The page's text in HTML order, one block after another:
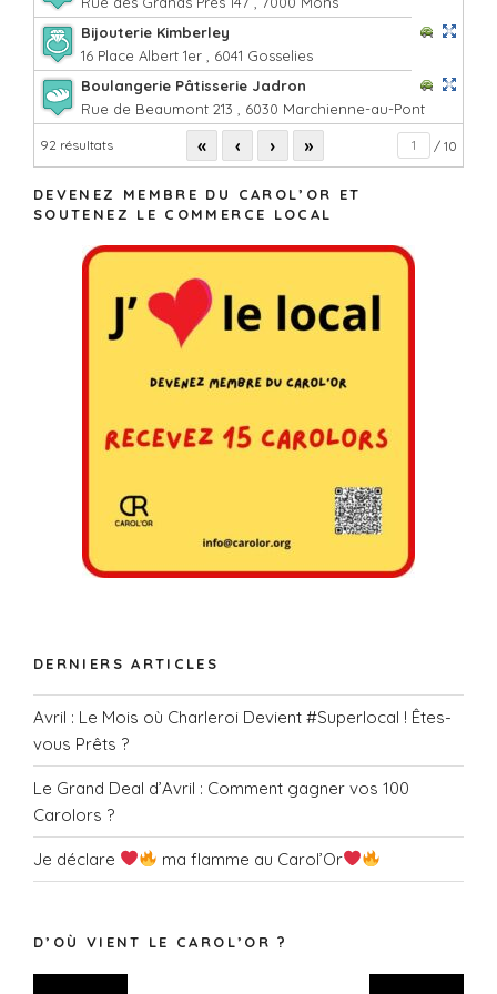
Bijouterie Kimberley
16 Place Albert 1er , 6041 Gosselies
Boulangerie Pâtisserie Jadron
Rue de Beaumont 213 , 6030 Marchienne-au-Pont
92 résultats « ‹ › » / 10
DEVENEZ MEMBRE DU CAROL’OR ET
SOUTENEZ LE COMMERCE LOCAL
DERNIERS ARTICLES
Avril : Le Mois où Charleroi Devient #Superlocal ! Êtes-
vous Prêts ?
Le Grand Deal d’Avril : Comment gagner vos 100
Carolors ?
Je déclare ma flamme au Carol’Or
D’OÙ VIENT LE CAROL’OR ?